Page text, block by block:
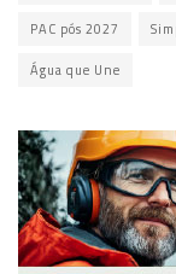
PAC pós 2027
Água que Une